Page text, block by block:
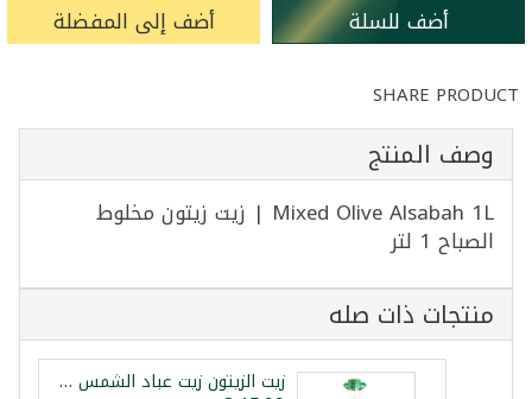
أضف للسلة أضف إلى المفضلة
SHARE PRODUCT
وصف المنتج
Mixed Olive Alsabah 1L | زيت زيتون مخلوط
الصباح 1 لتر
منتجات ذات صله
زيت الزيتون زيت عباد الشمس المضغوط بيك بلند 3لتر